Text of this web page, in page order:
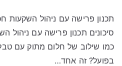
תכנון פרישה עם ניהול השקעות
סיכונים תכנון פרישה עם
כמו שילוב של חלום מתוק עם
בפועל? זה אחד…